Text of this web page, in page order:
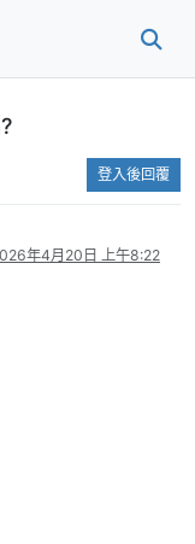
登入後回覆
年4月20日 上午8:22